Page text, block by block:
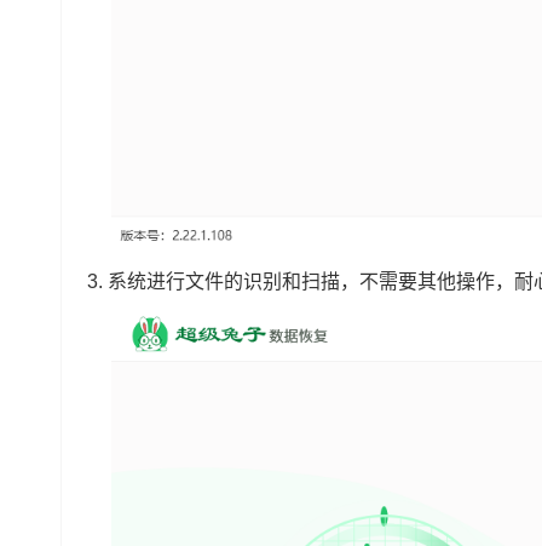
3. 系统进行文件的识别和扫描，不需要其他操作，耐